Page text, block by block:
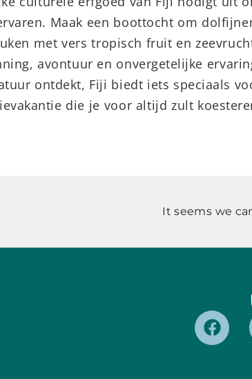
Maak een boottocht om
met vers tropisch fruit en
avontuur en onvergetelijke
ontdekt, Fiji biedt iets speciaals
die je voor altijd zult
It seems we